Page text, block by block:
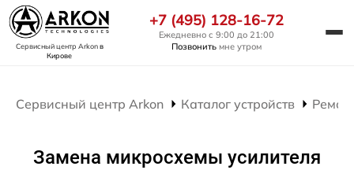
Сервисный центр Arkonв
Кирове
+7 (495) 128-16-72
Ежедневно с 9:00 до 21:00
Позвонить мне утром
Сервисный центр Arkon Каталог устройств
Замена микросхемы усилителя